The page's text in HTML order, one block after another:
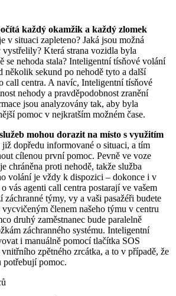
každý okamžik a každý zlomek
v situaci zapleteno? Jaká jsou možná
vystřelily? Která strana vozidla byla
se nehoda stala? Inteligentní tísňové volání
několik sekund po nehodě tyto a další
call centra. A navíc, Inteligentní tísňové
nehody a pravděpodobnost zranění
jsou analyzovány tak, aby byla
pomoc v nejkratším možném čase.
mohou dorazit na místo s využitím
již dopředu informované o situaci, a tím
cílenou první pomoc. Pevně ve voze
chráněna proti nehodě, takže služba
volání je vždy k dispozici – dokonce i v
vás agenti call centra postarají ve vašem
záchranné týmy, vy a vaši pasažéři budete
členem našeho týmu v centru
druhý zaměstnanec bude paralelně
záchranného systému. Inteligentní
i manuálně pomocí tlačítka SOS
zpětného zrcátka, a to v případě, že
potřebují pomoc.